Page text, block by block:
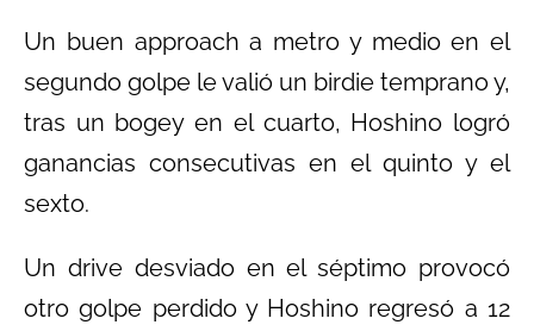
Un buen approach a metro y medio en el
segundo golpe le valió un birdie temprano y,
tras un bogey en el cuarto, Hoshino logró
ganancias consecutivas en el quinto y el
sexto.
Un drive desviado en el séptimo provocó
otro golpe perdido y Hoshino regresó a 12